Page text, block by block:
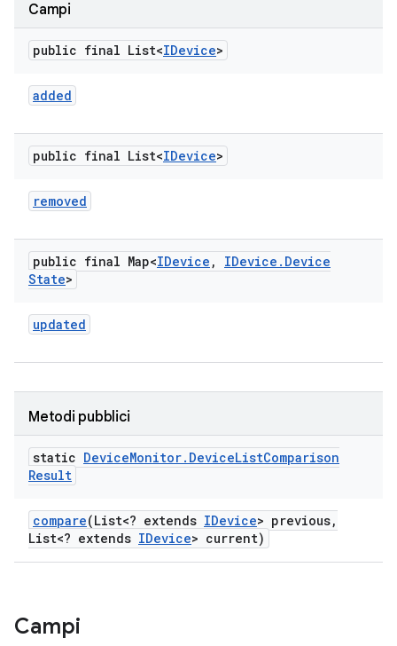
Campi
public final List<IDevice>
added
public final List<IDevice>
removed
public final Map<IDevice , IDevice . Device
State>
updated
Metodi pubblici
static DeviceMonitor. DeviceListComparison
Result
compare(List<? extends IDevice> previous,
List<? extends IDevice> current)
Campi